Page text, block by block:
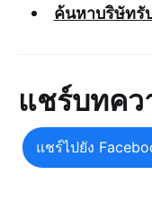
ค้นหาบริษัทรั
แชร์บทค
แชร์ไปยัง